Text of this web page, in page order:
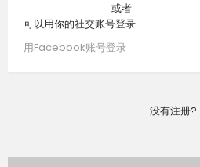
或者
可以用你的社交账号登录
用Facebook账号登录
没有注册?